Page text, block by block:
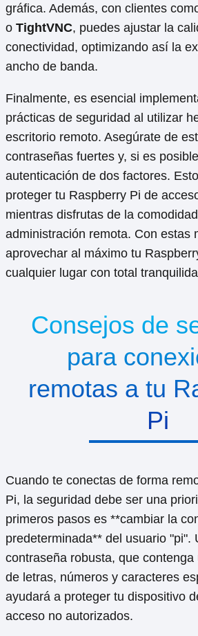
gráfica. Además, con clientes
o TightVNC, puedes ajustar la
conectividad, optimizando así la
ancho de banda.
Finalmente, es esencial
prácticas de seguridad al utilizar
escritorio remoto. Asegúrate de
contraseñas fuertes y, si es
autenticación de dos factores.
proteger tu Raspberry Pi de
mientras disfrutas de la
administración remota. Con estas
aprovechar al máximo tu
cualquier lugar con total
Consejos de
para
remotas a tu
Pi
Cuando te conectas de forma
Pi, la seguridad debe ser una
primeros pasos es **cambiar la
predeterminada** del usuario "pi".
contraseña robusta, que contenga
de letras, números y caracteres
ayudará a proteger tu dispositivo
acceso no autorizados.